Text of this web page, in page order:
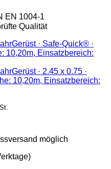
EN 1004-1
Qualität
möglich